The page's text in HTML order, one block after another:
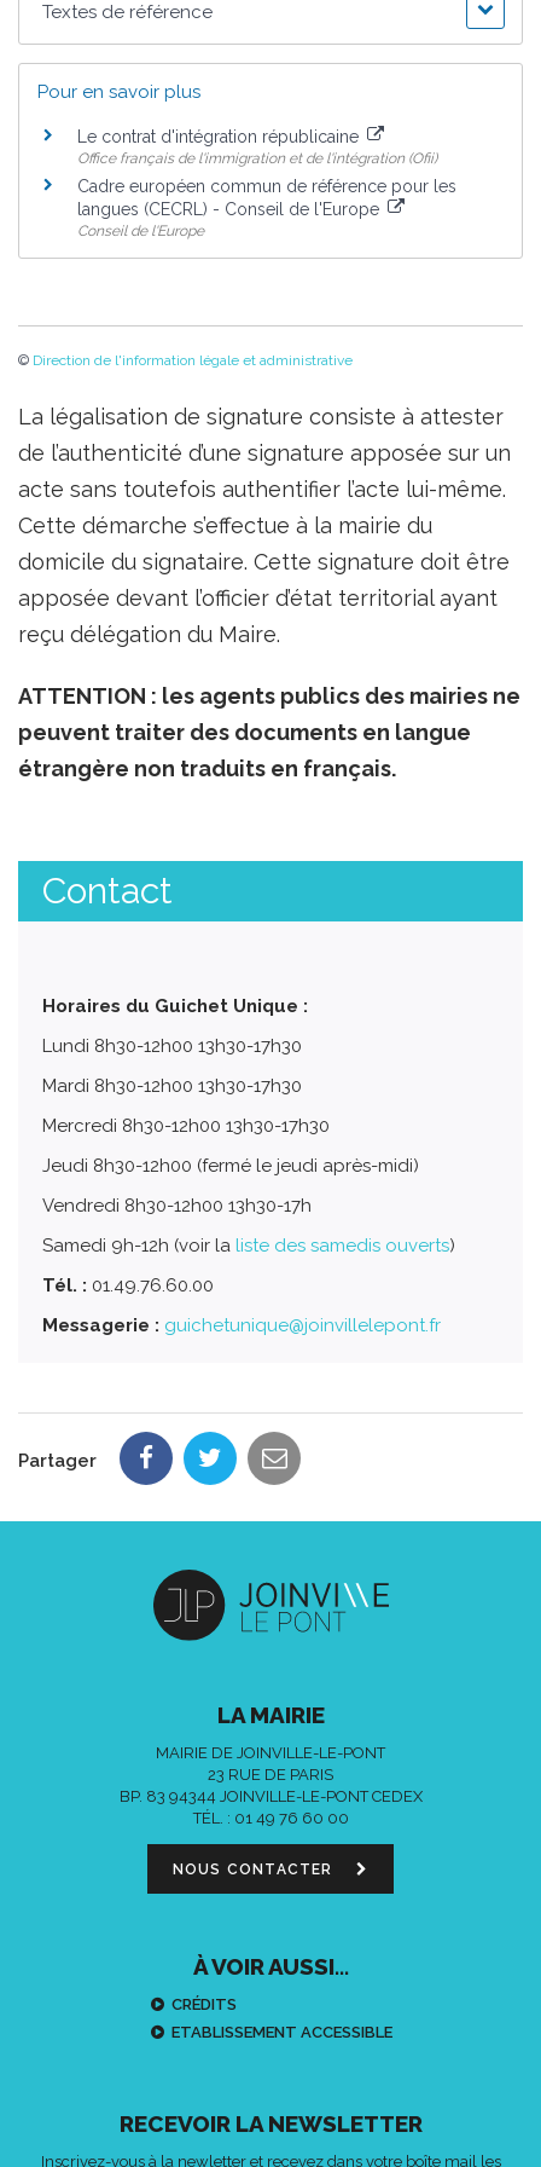
Textes de référence
Pour en savoir plus
Le contrat d'intégration républicaine
Office français de l'immigration et de l'intégration (Ofii)
Cadre européen commun de référence pour les
langues (CECRL) - Conseil de l'Europe
Conseil de l'Europe
© Direction de l'information légale et administrative
La légalisation de signature consiste à attester
de l’authenticité d’une signature apposée sur un
acte sans toutefois authentifier l’acte lui-même.
Cette démarche s’effectue à la mairie du
domicile du signataire. Cette signature doit être
apposée devant l’officier d’état territorial ayant
reçu délégation du Maire.
ATTENTION : les agents publics des mairies ne
peuvent traiter des documents en langue
étrangère non traduits en français.
Contact
Horaires du Guichet Unique :
Lundi 8h30-12h00 13h30-17h30
Mardi 8h30-12h00 13h30-17h30
Mercredi 8h30-12h00 13h30-17h30
Jeudi 8h30-12h00 (fermé le jeudi après-midi)
Vendredi 8h30-12h00 13h30-17h
Samedi 9h-12h (voir la liste des samedis ouverts)
Tél. : 01.49.76.60.00
Messagerie : guichetunique@joinvillelepont.fr
Partager
LA MAIRIE
MAIRIE DE JOINVILLE-LE-PONT
23 RUE DE PARIS
BP. 83 94344 JOINVILLE-LE-PONT CEDEX
TÉL. : 01 49 76 60 00
NOUS CONTACTER
À VOIR AUSSI...
CRÉDITS
ETABLISSEMENT ACCESSIBLE
RECEVOIR LA NEWSLETTER
Inscrivez-vous à la newletter et recevez dans votre boîte mail les